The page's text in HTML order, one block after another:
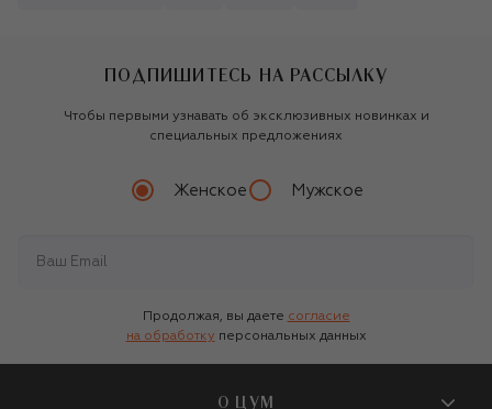
ПОДПИШИТЕСЬ НА РАССЫЛКУ
Чтобы первыми узнавать об эксклюзивных новинках и
специальных предложениях
Женское Мужское
Продолжая, вы даете согласие
на обработку персональных данных
О ЦУМ